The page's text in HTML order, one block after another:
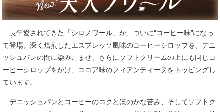
長年愛されてきた「シロノワール」が、ついに“コーヒー味”になっ
て登場。深く焙煎したエスプレッソ風味のコーヒーシロップを、デニ
ッシュパンの間に染みこませ、さらにソフトクリームの上にも同じコ
ーヒーシロップをかけ、ココア味のフィアンティーヌをトッピングし
ています。
デニッシュパンとコーヒーのコクとほのかな苦み、そしてソフトク